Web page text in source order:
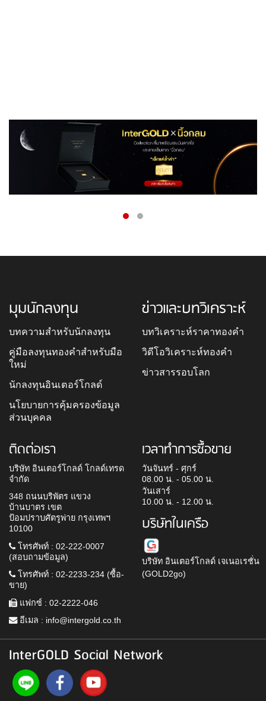
มุมนักลงทุน
บทความสำหรับนักลงทุน
คู่มือลงทุนทองคำสำหรับมือ
ใหม่
นักลงทุนอินเตอร์โกลด์
นโยบายการคุ้มครองข้อมูล
ส่วนบุคคล
ข่าวและบทวิเคราะห์
บทวิเคราะห์ราคาทองคำ
วิดีโอวิเคราะห์ทองคำ
ข่าวสารรอบโลก
ติดต่อเรา
บริษัท อินเตอร์โกลด์ โกลด์เทรด
จำกัด
348 ถนนบริพัตร แขวง
บ้านบาตร เขต
ป้อมปราบศัตรูพ่าย กรุงเทพฯ
10100
โทรศัพท์ : 02-222-0007
(สอบถามข้อมูล)
โทรศัพท์ : 02-2233-234 (ซื้อ-
ขาย)
แฟกซ์ : 02-2222-046
อีเมล : info@intergold.co.th
เวลาทำการซื้อขาย
วันจันทร์ - ศุกร์
08.00 น. - 05.00 น.
วันเสาร์
10.00 น. - 12.00 น.
บริษัทในเครือ
บริษัท อินเตอร์โกลด์ เจเนอเรชั่น
(GOLD2go)
InterGOLD Social Network